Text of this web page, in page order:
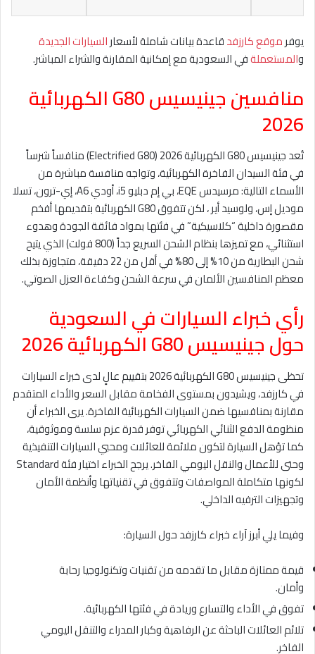
يوفرموقع كارزفدقاعدة بيانات شاملة لأسعارالسيارات الجديدة
والمستعملةفي السعودية مع إمكانية المقارنة والشراء المباشر.
منافسين جينيسيس G80 الكهربائية
2026
تُعد جينيسيس G80 الكهربائية 2026 (Electrified G80) منافساً شرساً
في فئة السيدان الفاخرة الكهربائية، وتواجه منافسة مباشرة من
الأسماء التالية: مرسيدس EQE، بي إم دبليو i5، أودي A6، إي-ترون، تسلا
موديل إس، ولوسيد أير ، لكن تتفوق G80 الكهربائية بتقديمها أفخم
مقصورة داخلية “كلاسيكية” في فئتها بمواد فائقة الجودة وهدوء
استثنائي، مع تميزها بنظام الشحن السريع جداً (800 فولت) الذي يتيح
شحن البطارية من 10% إلى 80% في أقل من 22 دقيقة، متجاوزة بذلك
معظم المنافسين الألمان في سرعة الشحن وكفاءة العزل الصوتي.
رأي خبراء السيارات في السعودية
حول جينيسيس G80 الكهربائية 2026
تحظى جينيسيس G80 الكهربائية 2026 بتقييم عالٍ لدى خبراء السيارات
في كارزفد، ويشيدون بمستوى الفخامة مقابل السعر والأداء المتقدم
مقارنة بمنافسيها ضمن السيارات الكهربائية الفاخرة. يرى الخبراء أن
منظومة الدفع الثنائي الكهربائي توفر قدرة عزم سلسة وموثوقية،
كما تؤهل السيارة لتكون ملائمة للعائلات ومحبي السيارات التنفيذية
وحتى للأعمال والنقل اليومي الفاخر. يرجح الخبراء اختيار فئة Standard
لكونها متكاملة المواصفات وتتفوق في تقنياتها وأنظمة الأمان
وتجهيزات الترفيه الداخلي.
وفيما يلي أبرز آراء خبراء كارزفد حول السيارة:
قيمة ممتازة مقابل ما تقدمه من تقنيات وتكنولوجيا رحابة
وأمان.
تفوق في الأداء والتسارع وريادة في فئتها الكهربائية.
تلائم العائلات الباحثة عن الرفاهية وكبار المدراء والتنقل اليومي
الفاخر.